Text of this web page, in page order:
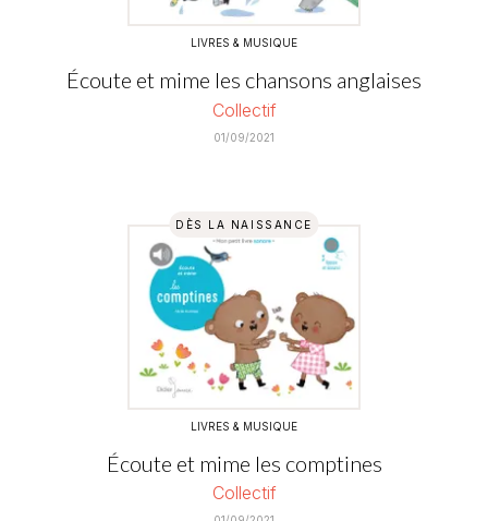
LIVRES & MUSIQUE
Écoute et mime les chansons anglaises
Collectif
01/09/2021
DÈS LA NAISSANCE
LIVRES & MUSIQUE
Écoute et mime les comptines
Collectif